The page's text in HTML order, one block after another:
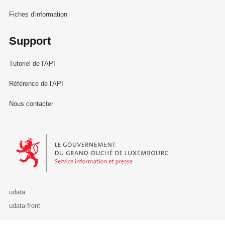
Fiches d'information
Support
Tutoriel de l'API
Référence de l'API
Nous contacter
Le Gouvernement du Grand-Duché de Luxembourg - Service
udata
udata-front